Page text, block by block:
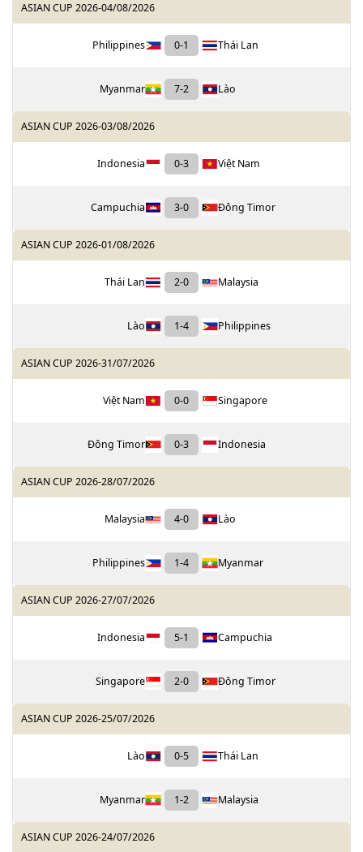
ASIAN CUP 2026-04/08/2026
Philippines 0-1 Thái Lan
Myanmar 7-2 Lào
ASIAN CUP 2026-03/08/2026
Indonesia 0-3 Việt Nam
Campuchia 3-0 Đông Timor
ASIAN CUP 2026-01/08/2026
Thái Lan 2-0 Malaysia
Lào 1-4 Philippines
ASIAN CUP 2026-31/07/2026
Việt Nam 0-0 Singapore
Đông Timor 0-3 Indonesia
ASIAN CUP 2026-28/07/2026
Malaysia 4-0 Lào
Philippines 1-4 Myanmar
ASIAN CUP 2026-27/07/2026
Indonesia 5-1 Campuchia
Singapore 2-0 Đông Timor
ASIAN CUP 2026-25/07/2026
Lào 0-5 Thái Lan
Myanmar 1-2 Malaysia
ASIAN CUP 2026-24/07/2026